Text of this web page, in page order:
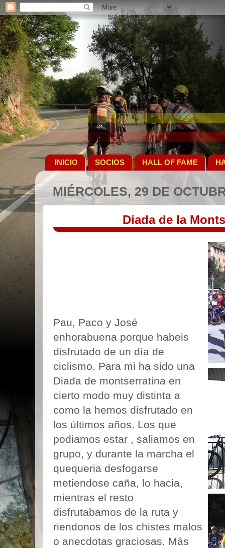
INICIO SOCIOS HALL OF FAME
MIÉRCOLES, 29 DE
Diada de la
Pau, Paco y José
enhorabuena porque habeis
disfrutado de un día de
ciclismo. Para mi ha sido una
Diada de montserratina en
cierto modo muy distinta a
como la hemos disfrutado en
los últimos años. Los que
podiamos estar , saliamos en
grupo, y durante la marcha el
quequeria desfogarse
metiendose caña, lo hacia,
mientras el resto
disfrutabamos de la ruta y
riendonos de los chistes malos
o anecdotas graciosas. Más